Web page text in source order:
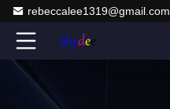
rebeccalee1319@gmail.com